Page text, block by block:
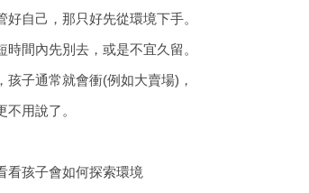
好自己，那只好先從環境下手。
時間內先別去，或是不宜久留。
孩子通常就會衝(例如大賣場)，
用說了。
看孩子會如何探索環境